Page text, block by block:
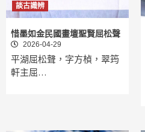
談古識辨
惜墨如金民國畫壇聖賢屈松聲
2026-04-29
平湖屈松聲，字方楨，翠筠
軒主屈…